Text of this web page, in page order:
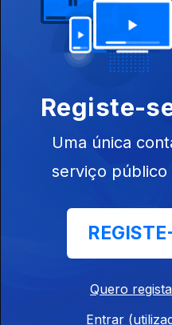
Registe-
Uma única
serviço público
Quero
Entrar